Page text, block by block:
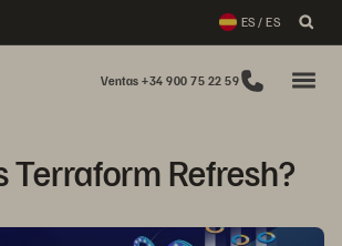
ES / ES
Ventas +34 900 75 22 59
Terraform Refresh?